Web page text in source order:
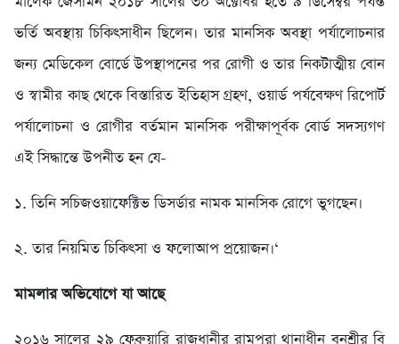
ভর্তি অবস্থায় চিকিৎসাধীন ছিলেন। তার মানসিক অবস্থা পর্যালোচনার
জন্য মেডিকেল বোর্ডে উপস্থাপনের পর রোগী ও তার নিকটাত্মীয় বোন
ও স্বামীর কাছ থেকে বিস্তারিত ইতিহাস গ্রহণ, ওয়ার্ড পর্যবেক্ষণ রিপোর্ট
পর্যালোচনা ও রোগীর বর্তমান মানসিক পরীক্ষাপূর্বক বোর্ড সদস্যগণ
এই সিদ্ধান্তে উপনীত হন যে-
১. তিনি সচিজওয়াফেক্টিভ ডিসর্ডার নামক মানসিক রোগে ভুগছেন।
২. তার নিয়মিত চিকিৎসা ও ফলোআপ প্রয়োজন।‘
মামলার অভিযোগে যা আছে
২০১৬ সালের ২৯ ফেব্রুয়ারি রাজধানীর রামপুরা থানাধীন বনশ্রীর বি